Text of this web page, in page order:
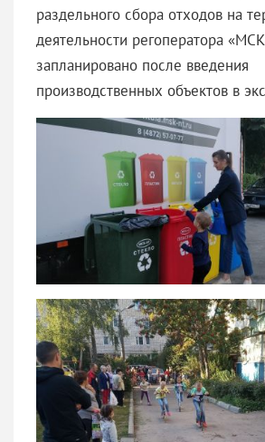
раздельного сбора отходов на
деятельности регоператора
запланировано после введения
производственных объектов в